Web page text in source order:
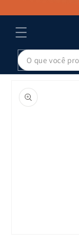
PULAR PARA
INFORMAÇÕES
DO PRODUTO